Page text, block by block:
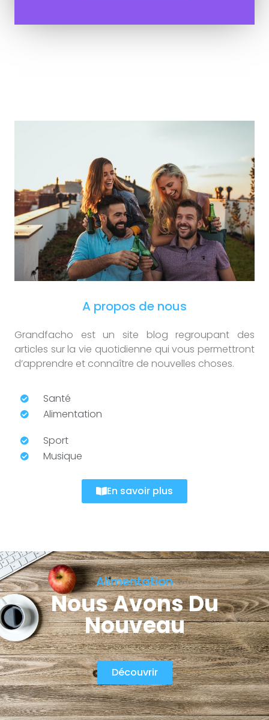
A propos de nous
Grandfacho est un site blog regroupant des
articles sur la vie quotidienne qui vous permettront
d’apprendre et connaître de nouvelles choses.
Santé
Alimentation
Sport
Musique
En savoir plus
Alimentation
Nous Avons Du
Nouveau
Découvrir